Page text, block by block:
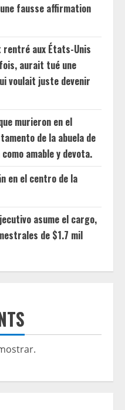
fausse affirmation
rentré aux États-Unis
aurait tué une
voulait juste devenir
murieron en el
de la abuela de
amable y devota.
en el centro de la
asume el cargo,
de $1.7 mil